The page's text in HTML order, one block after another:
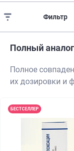
Фильтр
Полный аналог
Полное
их дозировки и
БЕСТСЕЛЛЕР